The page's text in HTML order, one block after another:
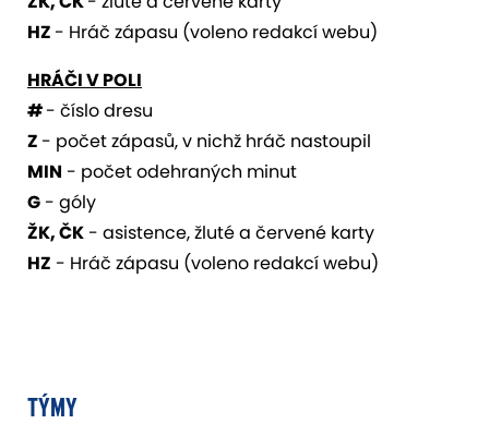
HZ - Hráč zápasu (voleno redakcí webu)
HRÁČI V POLI
#- číslo dresu
Z - počet zápasů, v nichž hráč nastoupil
MIN - počet odehraných minut
G - góly
ŽK, ČK - asistence, žluté a červené karty
HZ - Hráč zápasu (voleno redakcí webu)
TÝMY